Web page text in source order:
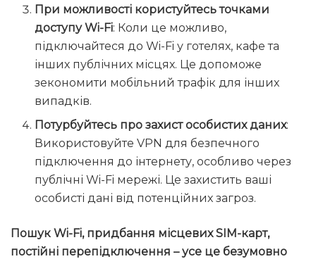
При можливості користуйтесь точками
доступу Wi-Fi: Коли це можливо,
підключайтеся до Wi-Fi у готелях, кафе та
інших публічних місцях. Це допоможе
зекономити мобільний трафік для інших
випадків.
Потурбуйтесь про захист особистих даних:
Використовуйте VPN для безпечного
підключення до інтернету, особливо через
публічні Wi-Fi мережі. Це захистить ваші
особисті дані від потенційних загроз.
Пошук Wi-Fi, придбання місцевих SIM-карт,
постійні перепідключення – усе це безумовно